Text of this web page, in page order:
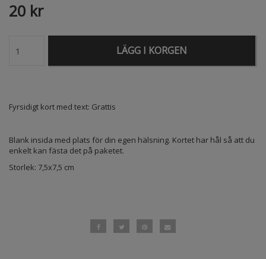
20 kr
LÄGG I KORGEN
Fyrsidigt kort med text: Grattis
Blank insida med plats för din egen hälsning. Kortet har hål så att du
enkelt kan fästa det på paketet.
Storlek: 7,5x7,5 cm